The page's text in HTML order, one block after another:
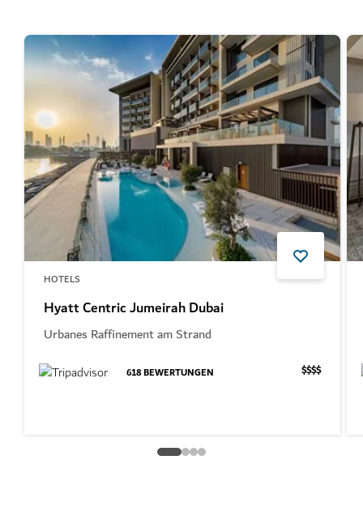
HOTELS
Hyatt Centric Jumeirah Dubai
Urbanes Raffinement am Strand
618BEWERTUNGEN $$$$